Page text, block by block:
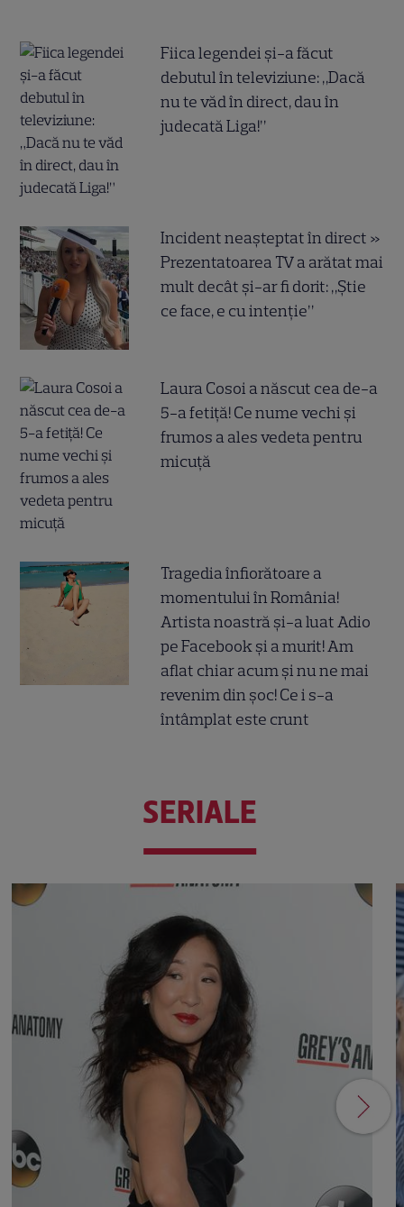
Fiica legendei și-a făcut
debutul în televiziune: „Dacă
nu te văd în direct, dau în
judecată Liga!”
Incident neașteptat în direct »
Prezentatoarea TV a arătat mai
mult decât și-ar fi dorit: „Știe
ce face, e cu intenție”
Laura Cosoi a născut cea de-a
5-a fetiță! Ce nume vechi și
frumos a ales vedeta pentru
micuță
Tragedia înfiorătoare a
momentului în România!
Artista noastră și-a luat Adio
pe Facebook și a murit! Am
aflat chiar acum și nu ne mai
revenim din șoc! Ce i s-a
întâmplat este crunt
SERIALE